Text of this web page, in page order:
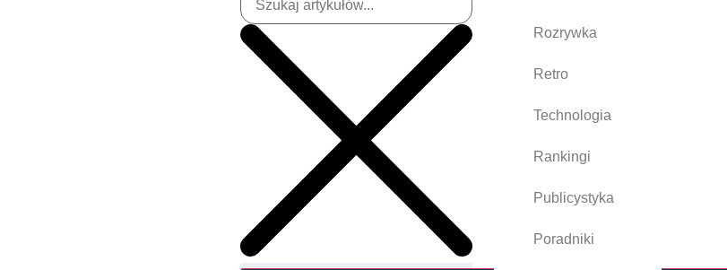
Rozrywka
Retro
Technologia
Rankingi
Publicystyka
Poradniki